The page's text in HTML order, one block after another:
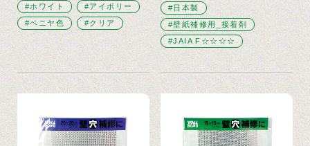
#ホワイト
#アイボリー
#ベニヤ色
#クリア
#日本製
#壁紙補修用_接着剤
#JAIA F☆☆☆☆